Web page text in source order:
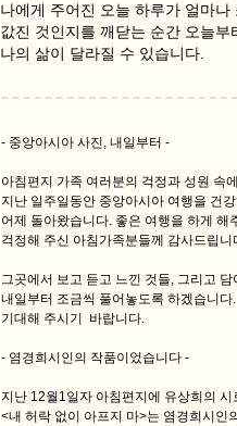
나에게 주어진 오늘 하루가 얼마나
값진 것인지를 깨닫는 순간 오늘부
나의 삶이 달라질 수 있습니다.
- 중앙아시아 사진, 내일부터 -
아침편지 가족 여러분의 걱정과 성원 속에
지난 일주일동안 중앙아시아 여행을 건
어제 돌아왔습니다. 좋은 여행을 하게 해
걱정해 주신 아침가족분들께 감사드립
그곳에서 보고 듣고 느낀 것들, 그리고 담
내일부터 조금씩 풀어놓도록 하겠습니다.
기대해 주시기 바랍니다.
- 염경희시인의 작품이었습니다 -
지난 12월1일자 아침편지에 유상희의 시
<내 허락 없이 아프지 마>는 염경희시인